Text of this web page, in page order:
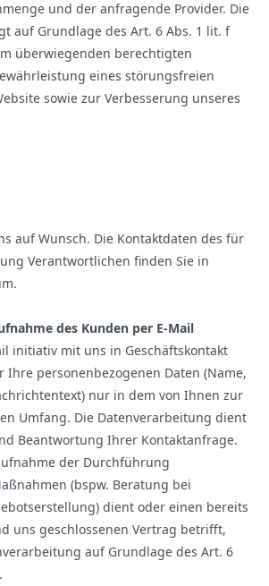
und der anfragende Provider. Die
auf Grundlage des Art. 6 Abs. 1 lit. f
überwiegenden berechtigten
eines störungsfreien
sowie zur Verbesserung unseres
auf Wunsch. Die Kontaktdaten des für
Verantwortlichen finden Sie in
des Kunden per E-Mail
initiativ mit uns in Geschäftskontakt
personenbezogenen Daten (Name,
nur in dem von Ihnen zur
Umfang. Die Datenverarbeitung dient
Beantwortung Ihrer Kontaktanfrage.
der Durchführung
(bspw. Beratung bei
dient oder einen bereits
uns geschlossenen Vertrag betrifft,
auf Grundlage des Art. 6